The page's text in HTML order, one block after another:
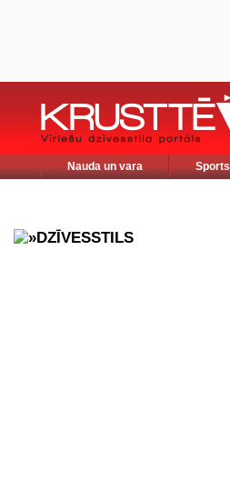
Nauda un vara Sports
DZĪVESSTILS